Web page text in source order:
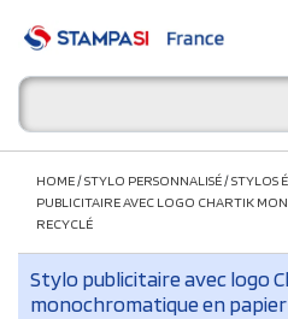
HOME/STYLO PERSONNALISÉ/STYLOS
PUBLICITAIRE AVEC LOGO CHARTIK
RECYCLÉ
Stylo publicitaire avec logo
monochromatique en